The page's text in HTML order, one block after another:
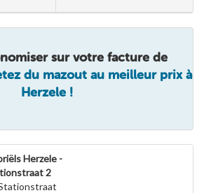
sur votre facture de
du mazout au meilleur prix à
Herzele !
Herzele -
2